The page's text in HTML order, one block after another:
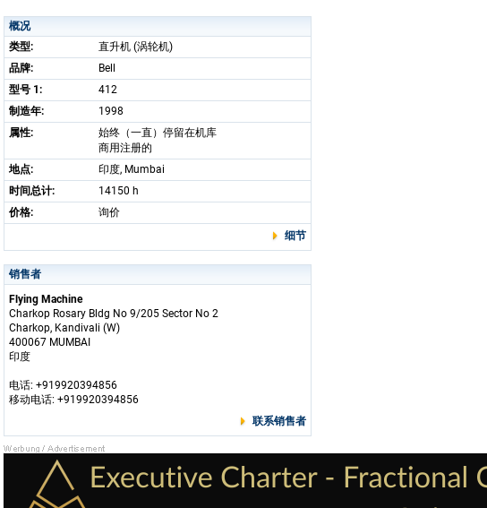
概况
类型:
直升机 (涡轮机)
品牌:
Bell
型号 1:
412
制造年:
1998
属性:
始终（一直）停留在机库
商用注册的
地点:
印度, Mumbai
时间总计:
14150 h
价格:
询价
细节
销售者
Flying Machine
Charkop Rosary Bldg No 9/205 Sector No 2
Charkop, Kandivali (W)
400067 MUMBAI
印度
电话: +919920394856
移动电话: +919920394856
联系销售者